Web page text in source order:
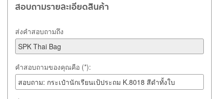
สอบถามรายละเอียดสินค้า
ส่งคำสอบถามถึง
คำสอบถามของคุณคือ (*):